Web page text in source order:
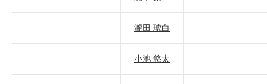
瀧田 琥白
小池 悠太